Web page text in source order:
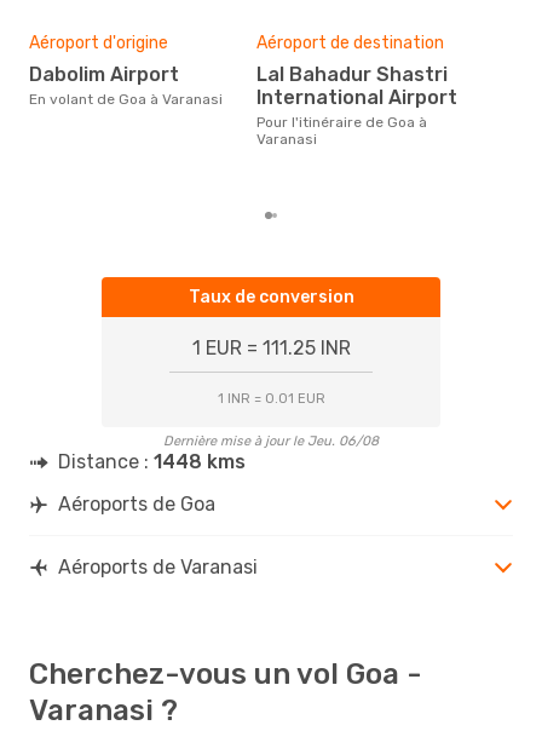
Aéroport d'origine
Dabolim Airport
En volant de Goa à Varanasi
Aéroport de destination
Lal Bahadur Shastri
International Airport
Pour l'itinéraire de Goa à
Varanasi
Taux de conversion
1 EUR = 111.25 INR
1 INR = 0.01 EUR
Dernière mise à jour le Jeu. 06/08
Distance : 1448 kms
Aéroports de Goa
Aéroports de Varanasi
Cherchez-vous un vol Goa -
Varanasi ?